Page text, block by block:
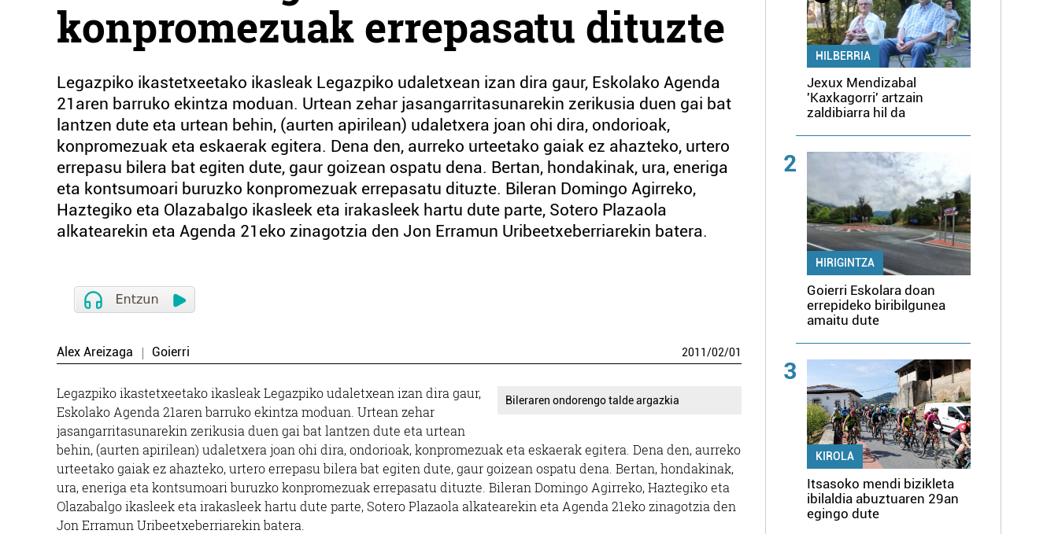
konpromezuak errepasatu dituzte
Legazpiko ikastetxeetako ikasleak Legazpiko udaletxean izan dira gaur, Eskolako Agenda
21aren barruko ekintza moduan. Urtean zehar jasangarritasunarekin zerikusia duen gai bat
lantzen dute eta urtean behin, (aurten apirilean) udaletxera joan ohi dira, ondorioak,
konpromezuak eta eskaerak egitera. Dena den, aurreko urteetako gaiak ez ahazteko, urtero
errepasu bilera bat egiten dute, gaur goizean ospatu dena. Bertan, hondakinak, ura, eneriga
eta kontsumoari buruzko konpromezuak errepasatu dituzte. Bileran Domingo Agirreko,
Haztegiko eta Olazabalgo ikasleek eta irakasleek hartu dute parte, Sotero Plazaola
alkatearekin eta Agenda 21eko zinagotzia den Jon Erramun Uribeetxeberriarekin batera.
Alex Areizaga Goierri 2011/02/01
Bileraren ondorengo talde argazkia
Legazpiko ikastetxeetako ikasleak Legazpiko udaletxean izan dira gaur,
Eskolako Agenda 21aren barruko ekintza moduan. Urtean zehar
jasangarritasunarekin zerikusia duen gai bat lantzen dute eta urtean
behin, (aurten apirilean) udaletxera joan ohi dira, ondorioak, konpromezuak eta eskaerak egitera. Dena den, aurreko
urteetako gaiak ez ahazteko, urtero errepasu bilera bat egiten dute, gaur goizean ospatu dena. Bertan, hondakinak,
ura, eneriga eta kontsumoari buruzko konpromezuak errepasatu dituzte. Bileran Domingo Agirreko, Haztegiko eta
Olazabalgo ikasleek eta irakasleek hartu dute parte, Sotero Plazaola alkatearekin eta Agenda 21eko zinagotzia den
Jon Erramun Uribeetxeberriarekin batera.
HILBERRIA
Jexux Mendizabal
'Kaxkagorri' artzain
zaldibiarra hil da
2
HIRIGINTZA
Goierri Eskolara doan
errepideko biribilgunea
amaitu dute
3
KIROLA
Itsasoko mendi bizikleta
ibilaldia abuztuaren 29an
egingo dute